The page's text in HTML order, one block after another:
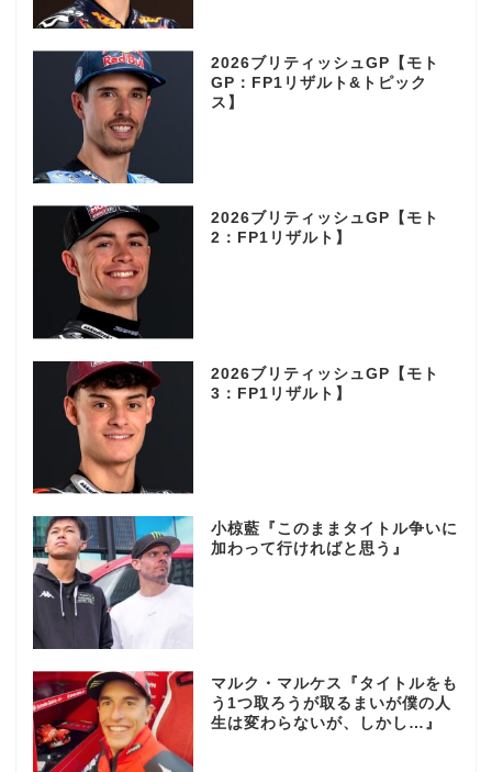
2026ブリティッシュGP【モト
GP：FP1リザルト&トピック
ス】
2026ブリティッシュGP【モト
2：FP1リザルト】
2026ブリティッシュGP【モト
3：FP1リザルト】
小椋藍『このままタイトル争いに
加わって行ければと思う』
マルク・マルケス『タイトルをも
う1つ取ろうが取るまいが僕の人
生は変わらないが、しかし…』